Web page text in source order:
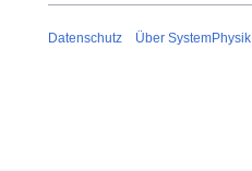
Datenschutz Über SystemPhysik